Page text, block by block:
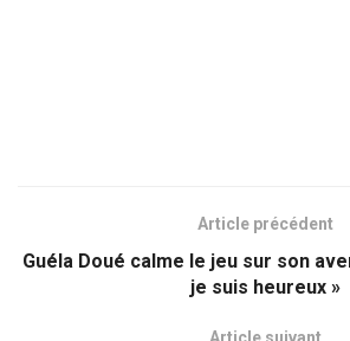
Article précédent
Guéla Doué calme le jeu sur son
je suis heureux »